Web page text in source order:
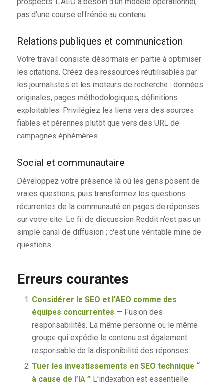
pas d'une course effrénée au contenu.
Relations publiques et communication
Votre travail consiste désormais en partie à optimiser
les citations. Créez des ressources réutilisables par
les journalistes et les moteurs de recherche : données
originales, pages méthodologiques, définitions
exploitables. Privilégiez les liens vers des sources
fiables et pérennes plutôt que vers des URL de
campagnes éphémères.
Social et communautaire
Développez votre présence là où les gens posent de
vraies questions, puis transformez les questions
récurrentes de la communauté en pages de réponses
sur votre site. Le fil de discussion Reddit n'est pas un
simple canal de diffusion ; c'est une véritable mine de
questions.
Erreurs courantes
Considérer le SEO et l'AEO comme des
équipes concurrentes — Fusion des
responsabilités. La même personne ou le même
groupe qui expédie le contenu est également
responsable de la disponibilité des réponses.
Tuer les investissements en SEO technique “
à cause de l’IA ”L'indexation est essentielle.